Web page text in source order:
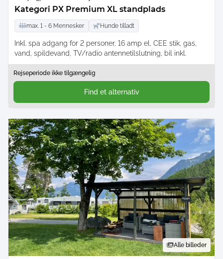
Kategori PX Premium XL standplads
max. 1 - 6 Mennesker Hunde tilladt
Inkl. spa adgang for 2 personer, 16 amp el, CEE stik, gas,
vand, spildevand, TV/radio antennetilslutning, bil inkl.
Rejseperiode ikke tilgængelig
Find et alternativ
Alle billeder